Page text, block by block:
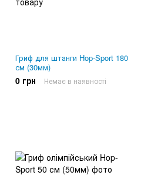
Гриф для штанги Hop-Sport 180
см (30мм)
0 грн Немає в наявності